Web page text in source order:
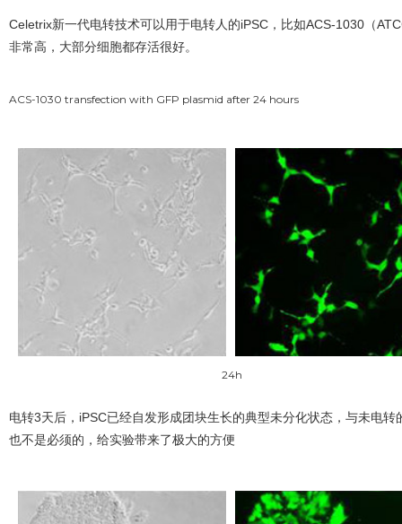
Celetrix新一代电转技术可以用于电转人的iPSC，比如ACS-1030（
非常高，大部分细胞都存活很好。
ACS-1030 transfection with GFP plasmid after 24 hours
24h
电转3天后，iPSC已经自发形成团块生长的典型未分化状态，与未电
也不是必须的，给实验带来了极大的方便